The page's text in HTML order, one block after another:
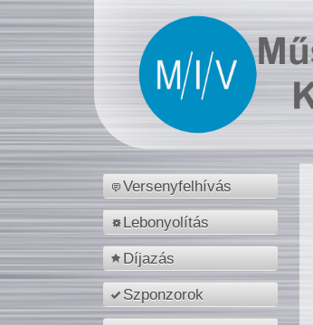
Versenyfelhívás
Lebonyolítás
Díjazás
Szponzorok